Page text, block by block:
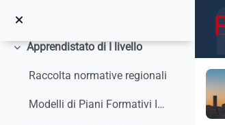
Minimizza
Apprendistato di I livello
Raccolta normative regionali
Modelli di Piani Formativi Individuali